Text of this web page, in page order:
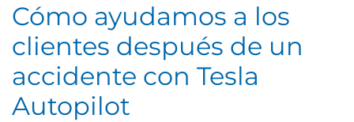
Cómo ayudamos a los
clientes después de un
accidente con Tesla
Autopilot